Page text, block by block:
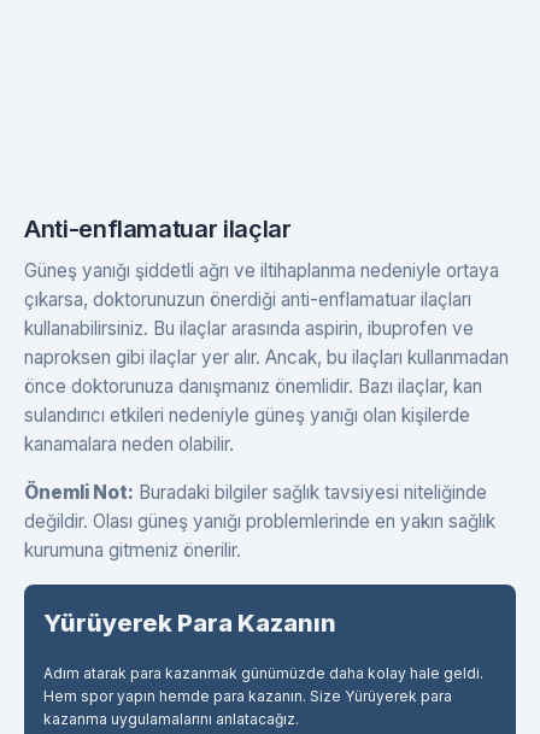
Anti-enflamatuar ilaçlar
Güneş yanığı şiddetli ağrı ve iltihaplanma nedeniyle ortaya
çıkarsa, doktorunuzun önerdiği anti-enflamatuar ilaçları
kullanabilirsiniz. Bu ilaçlar arasında aspirin, ibuprofen ve
naproksen gibi ilaçlar yer alır. Ancak, bu ilaçları kullanmadan
önce doktorunuza danışmanız önemlidir. Bazı ilaçlar, kan
sulandırıcı etkileri nedeniyle güneş yanığı olan kişilerde
kanamalara neden olabilir.
Önemli Not: Buradaki bilgiler sağlık tavsiyesi niteliğinde
değildir. Olası güneş yanığı problemlerinde en yakın sağlık
kurumuna gitmeniz önerilir.
Yürüyerek Para Kazanın
Adım atarak para kazanmak günümüzde daha kolay hale geldi.
Hem spor yapın hemde para kazanın. Size Yürüyerek para
kazanma uygulamalarını anlatacağız.